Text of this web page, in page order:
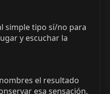
simple tipo sí/no para
y escuchar la
el resultado
esa sensación.